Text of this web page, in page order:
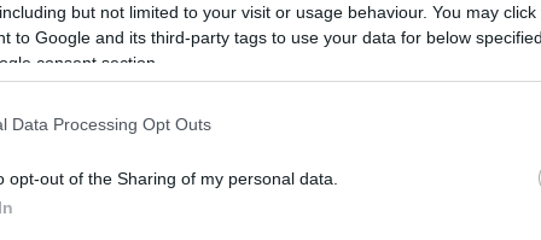
but not limited to your visit or usage behaviour. You may
to Google and its third-party tags to use your data for below
consent section.
Data Processing Opt Outs
opt-out of the Sharing of my personal data.
oltás rendelkezésre áll az országban.
eléri az ötmilliót a beoltottak száma. A